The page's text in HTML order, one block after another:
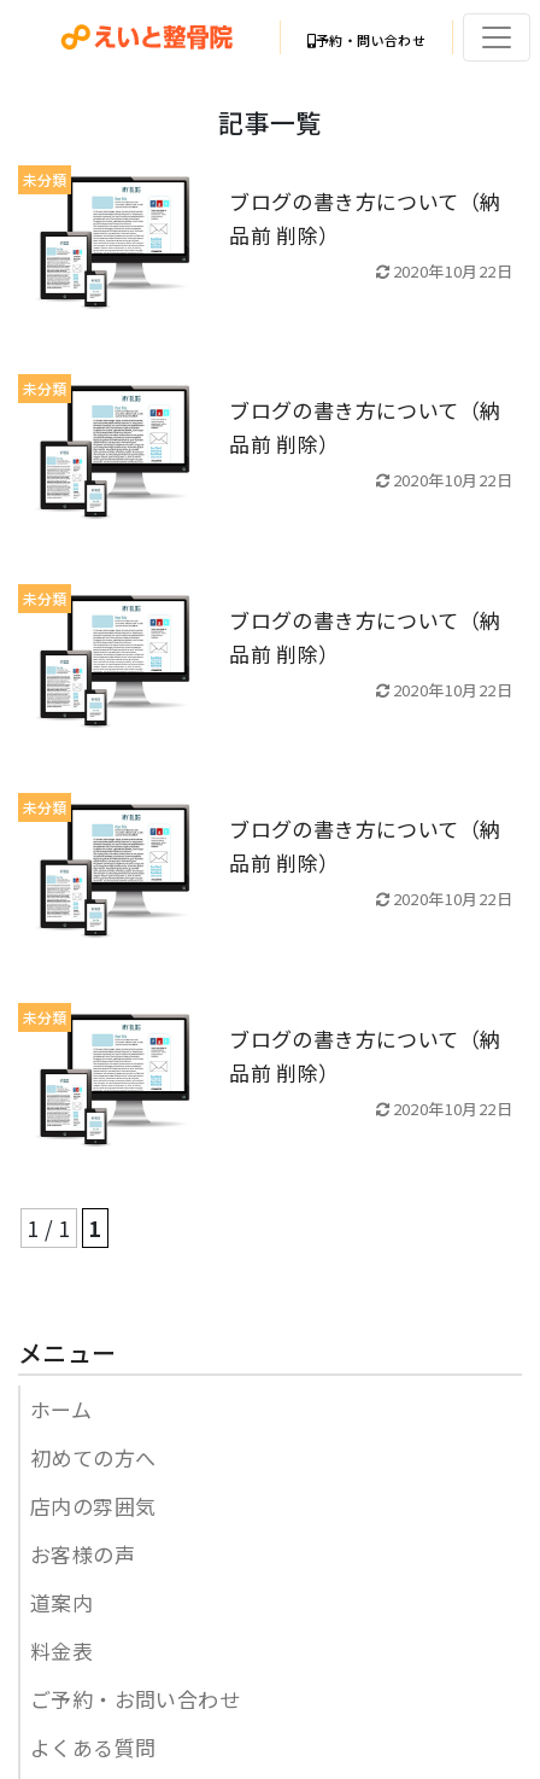
予約・問い合わせ
記事一覧
未分類
ブログの書き方について（納
品前 削除）
2020年10月22日
未分類
ブログの書き方について（納
品前 削除）
2020年10月22日
未分類
ブログの書き方について（納
品前 削除）
2020年10月22日
未分類
ブログの書き方について（納
品前 削除）
2020年10月22日
未分類
ブログの書き方について（納
品前 削除）
2020年10月22日
1 / 1 1
メニュー
ホーム
初めての方へ
店内の雰囲気
お客様の声
道案内
料金表
ご予約・お問い合わせ
よくある質問